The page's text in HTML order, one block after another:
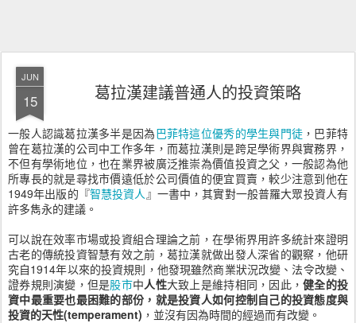
JUN
15 葛拉漢建議普通人的投資策略
一般人認識葛拉漢多半是因為巴菲特這位優秀的學生與門徒 ，巴菲特
曾在葛拉漢的公司中工作多年，而葛拉漢則是跨足學術界與實務界，
不但有學術地位，也在業界被廣泛推崇為價值投資之父，一般認為他
所專長的就是尋找市價遠低於公司價值的便宜買賣，較少注意到他在
1949年出版的『智慧投資人』一書中，其實對一般普羅大眾投資人有
許多雋永的建議。
可以說在效率市場或投資組合理論之前，在學術界用許多統計來證明
古老的傳統投資智慧有效之前，葛拉漢就做出發人深省的觀察，他研
究自1914年以來的投資規則，他發現雖然商業狀況改變、法令改變、
證券規則演變，但是股市中人性大致上是維持相同，因此，健全的投
資中最重要也最困難的部份，就是投資人如何控制自己的投資態度與
投資的天性(temperament) ，並沒有因為時間的經過而有改變。